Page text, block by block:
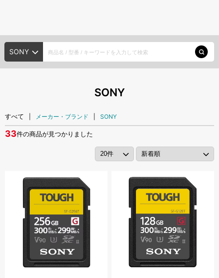
HDD/SSD
ポータブルHDD デスクトップHDD
大容量HDD
メモリーカード
SDカード microSDカード
光ディスク
ODA
磁気テープ
LTOデータカートリッジ
HDCAM SR
Digital Betacam
Betacam SP
HDV/DVCAM
メーカー・ブランド
注目の商品
アカウント・設定
会員登録内容変更
その他
SONY
SONY
すべて メーカー・ブランド SONY
33件の商品が見つかりました